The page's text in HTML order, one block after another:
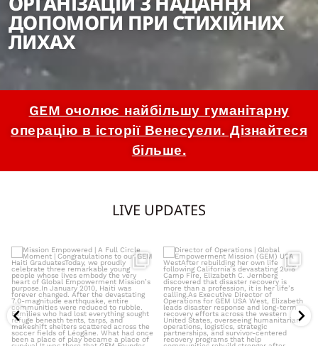
ДОПОМОГИ ПРИ СТИХІЙНИХ
ЛИХАХ
GEM очолює найбільшу гуманітарну
операцію в історії Венесуели. Дізнайтеся
більше.
LIVE UPDATES
Mission Empowered | A Full Circle
Moment |...
5132 0
Director of Operations | Global
Empowerment...
5184 36